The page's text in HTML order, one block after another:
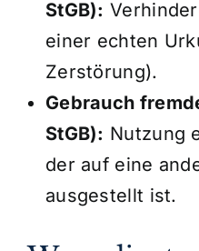
StGB):
einer echten
Zerstörung).
Gebrauch
StGB): Nutzung
der auf eine
ausgestellt ist.